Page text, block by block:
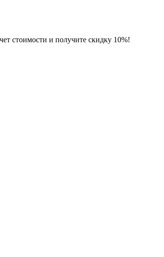
стоимости и получите скидку 10%!